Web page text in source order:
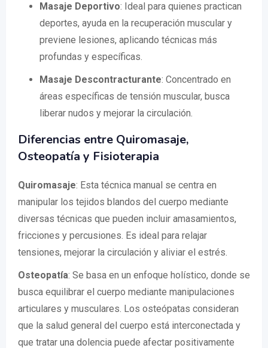
Masaje Deportivo: Ideal para quienes practican
deportes, ayuda en la recuperación muscular y
previene lesiones, aplicando técnicas más
profundas y específicas.
Masaje Descontracturante: Concentrado en
áreas específicas de tensión muscular, busca
liberar nudos y mejorar la circulación.
Diferencias entre Quiromasaje,
Osteopatía y Fisioterapia
Quiromasaje: Esta técnica manual se centra en
manipular los tejidos blandos del cuerpo mediante
diversas técnicas que pueden incluir amasamientos,
fricciones y percusiones. Es ideal para relajar
tensiones, mejorar la circulación y aliviar el estrés.
Osteopatía: Se basa en un enfoque holístico, donde se
busca equilibrar el cuerpo mediante manipulaciones
articulares y musculares. Los osteópatas consideran
que la salud general del cuerpo está interconectada y
que tratar una dolencia puede afectar positivamente